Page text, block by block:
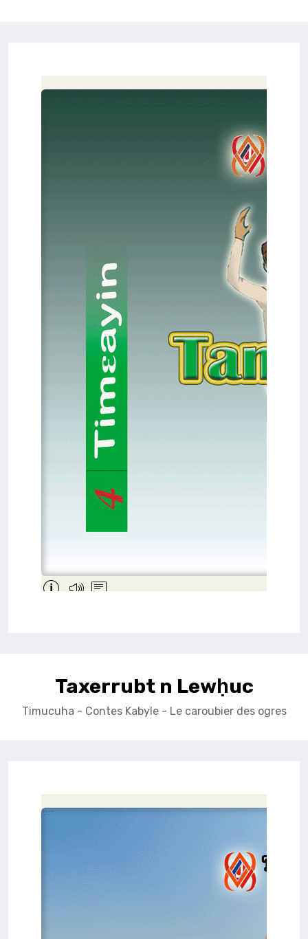
Taxerrubt n Lewḥuc
Timucuha - Contes Kabyle - Le caroubier des ogres